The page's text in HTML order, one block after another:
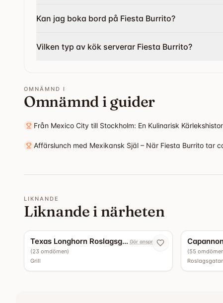
Kan jag boka bord på Fiesta Burrito?
Vilken typ av kök serverar Fiesta Burrito?
OMNÄMND I
Omnämnd i guider
Från Mexico City till Stockholm: En Kulinarisk
Affärslunch med Mexikansk Själ – När Fiesta Burrito tar
LIKNANDE
Liknande i närheten
Texas Longhorn Roslagsgatan Gör anspråk nu
(23 omdömen)
Grill
(55